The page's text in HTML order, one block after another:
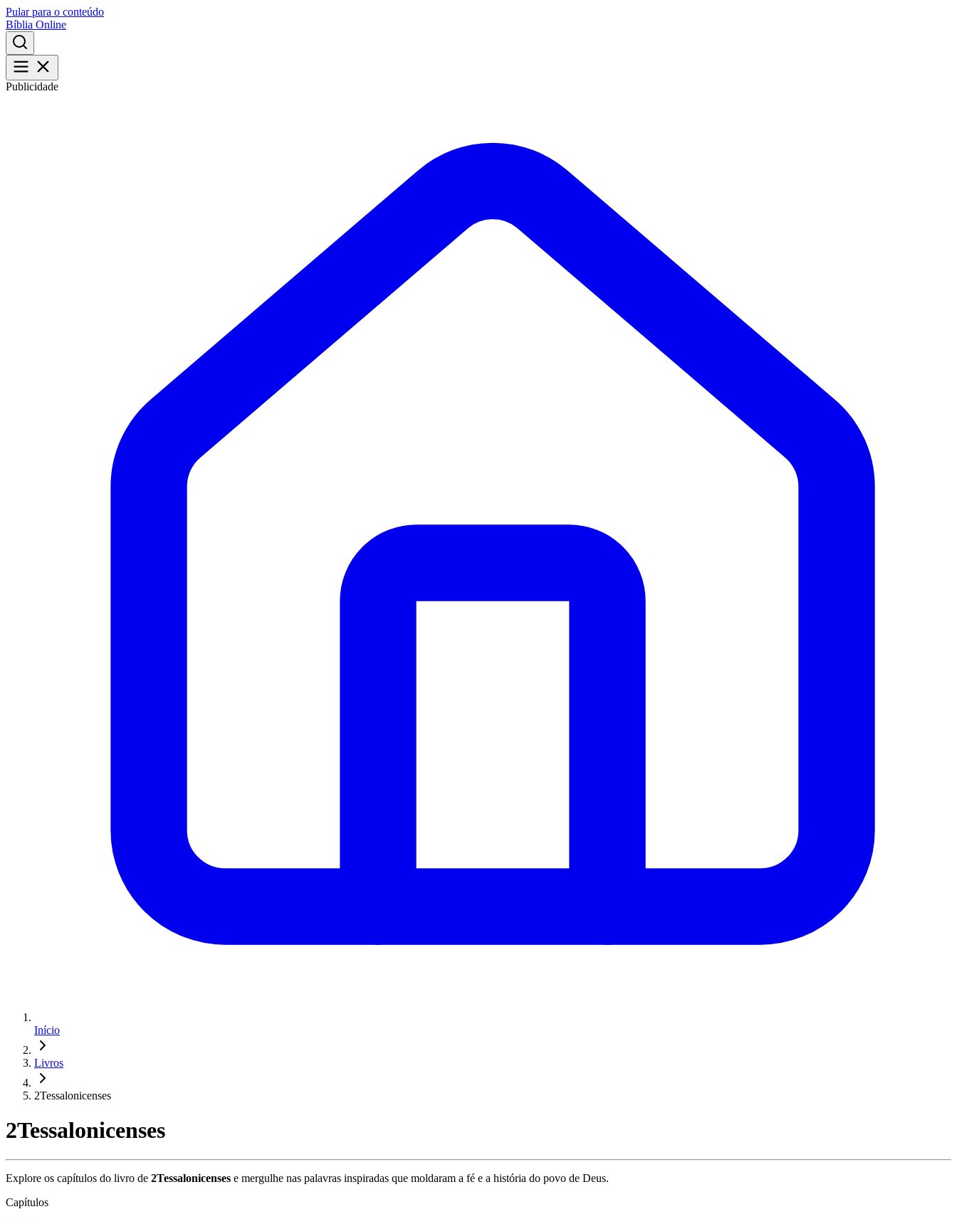
Pular para o conteúdo
Bíblia Online
Publicidade
Início
Livros
2Tessalonicenses
2Tessalonicenses
Explore os capítulos do livro de 2Tessalonicenses e mergulhe nas palavras inspiradas que moldaram a fé e a história do povo de Deus.
Capítulos